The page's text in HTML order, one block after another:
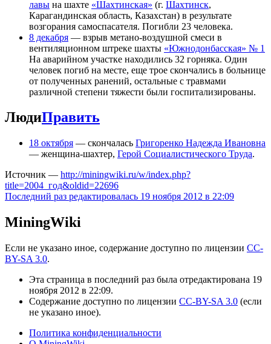
лавы на шахте «Шахтинская» (г. Шахтинск,
Карагандинская область, Казахстан) в результате
возгорания самоспасателя. Погибли 23 человека.
8 декабря — взрыв метано-воздушной смеси в
вентиляционном штреке шахты «Южнодонбасская» № 1
На аварийном участке находились 32 горняка. Один
человек погиб на месте, еще трое скончались в больнице
от полученных ранений, остальные с травмами
различной степени тяжести были госпитализированы.
ЛюдиПравить
18 октября — скончалась Григоренко Надежда Ивановна
— женщина-шахтер, Герой Социалистического Труда.
Источник — http://miningwiki.ru/w/index.php?
title=2004_год&oldid=22696
Последний раз редактировалась 19 ноября 2012 в 22:09
MiningWiki
Если не указано иное, содержание доступно по лицензии CC-
BY-SA 3.0.
Эта страница в последний раз была отредактирована 19
ноября 2012 в 22:09.
Содержание доступно по лицензии CC-BY-SA 3.0 (если
не указано иное).
Политика конфиденциальности